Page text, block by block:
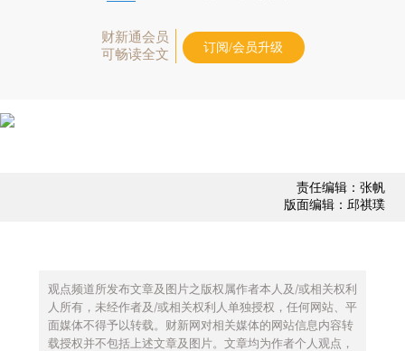
财新通会员
可畅读全文
订阅/会员升级
责任编辑：张帆
版面编辑：邱祺璞
观点频道所发布文章及图片之版权属作者本人及/或相关权利
人所有，未经作者及/或相关权利人单独授权，任何网站、平
面媒体不得予以转载。财新网对相关媒体的网站信息内容转
载授权并不包括上述文章及图片。文章均为作者个人观点，